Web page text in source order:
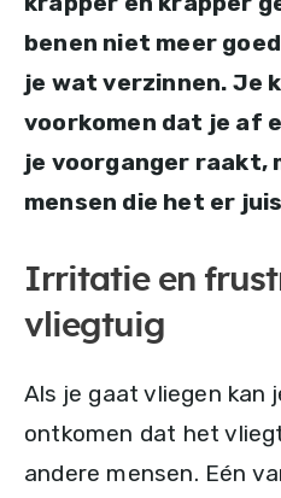
benen niet meer
je wat verzinnen. Je
voorkomen dat je af
je voorganger raakt,
mensen die het er
Irritatie en
vliegtuig
Als je gaat vliegen kan
ontkomen dat het
andere mensen. Eén